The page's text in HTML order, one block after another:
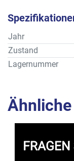
Jahr
Zustand
Lagernummer